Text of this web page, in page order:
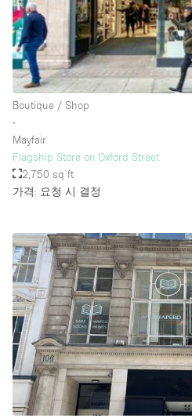
Office Equipment
Private Parking
Raw
Rooftop / Terrace
Security System
Soundproof
Street Level
Stunning View
Terrace
Toilets
Water Access
Whitebox / Minimal
Window Display
Boutique / Shop
∙
Mayfair
Flagship Store on Oxford Street
2,750 sq ft
가격: 요청 시 결정